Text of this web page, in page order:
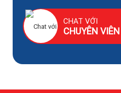
CHAT VỚI
CHUYÊN VIÊN